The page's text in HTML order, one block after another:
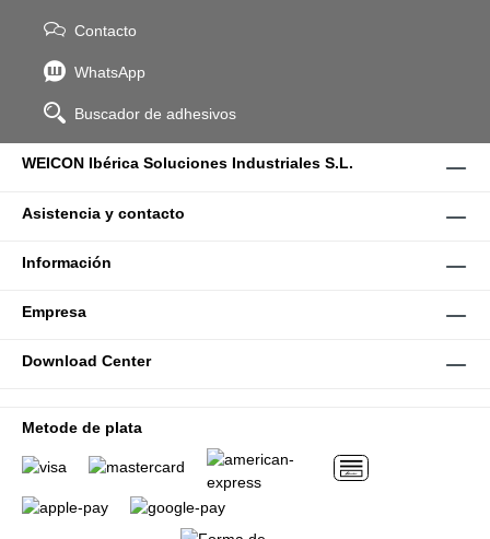
Contacto
WhatsApp
Buscador de adhesivos
WEICON Ibérica Soluciones Industriales S.L.
Asistencia y contacto
Información
Empresa
Download Center
Metode de plata